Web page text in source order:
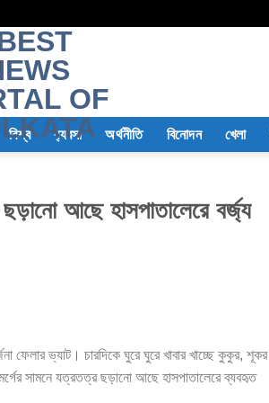
বিশ্ব ব‍্যবসা অর্থনীতি বিনোদন খেলা
আছে হাসপাতালেরে বর্জ্য
ভ্যাট। চারদিকে ঘুরে ঘুরে খাবার খাচ্ছে কুকুর, শূকর
সামনে যত্রতত্র ছড়ানো আছে হাসপাতালেরে ব্যবহৃত